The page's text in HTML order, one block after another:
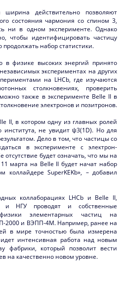
действительно позволяют
состояния чармония со спином 3,
ни в одном эксперименте. Однако
чтобы идентифицировать частицу
набор статистики.
в физике высоких энергий принято
экспериментах на других
на LHCb, где изучаются
столкновениях, проверить
также в эксперименте Belle II в
электронов и позитронов.
II, в котором одну из главных ролей
института, не увидит ψ3(1D). Но для
Дело в том, что частицы со
в эксперименте с электрон-
будет означать, что мы на
марта на Belle II будет начат набор
коллайдере SuperKEKb», – добавил
коллаборациях LHCb и Belle II,
НГУ проводят и собственные
элементарных частиц на
2000 и ВЭПП-4М. Например, ранее на
в мире точностью была измерена
интенсивная работа над новым
фабрики, который позволит вести
на качественно новом уровне.